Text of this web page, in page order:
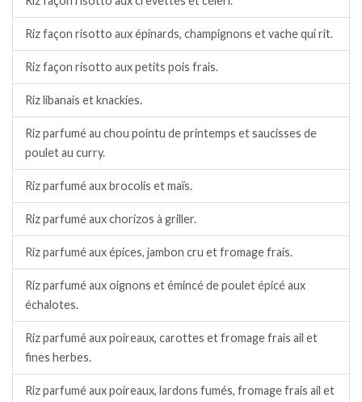
Riz façon risotto aux épinards, champignons et vache qui rit.
Riz façon risotto aux petits pois frais.
Riz libanais et knackies.
Riz parfumé au chou pointu de printemps et saucisses de
poulet au curry.
Riz parfumé aux brocolis et maïs.
Riz parfumé aux chorizos à griller.
Riz parfumé aux épices, jambon cru et fromage frais.
Riz parfumé aux oignons et émincé de poulet épicé aux
échalotes.
Riz parfumé aux poireaux, carottes et fromage frais ail et
fines herbes.
Riz parfumé aux poireaux, lardons fumés, fromage frais ail et